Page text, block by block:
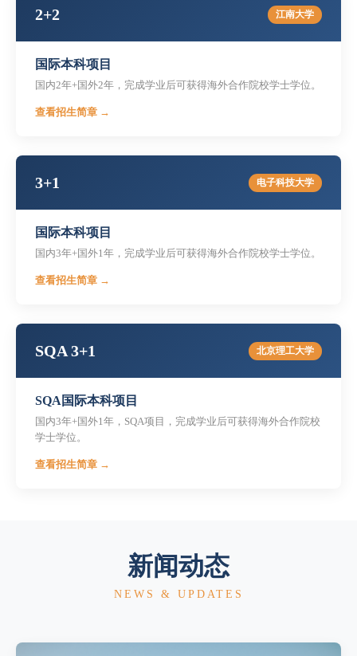
2+2 江南大学
国际本科项目
国内2年+国外2年，完成学业后可获得海外合作院校学士学位。
查看招生简章 →
3+1 电子科技大学
国际本科项目
国内3年+国外1年，完成学业后可获得海外合作院校学士学位。
查看招生简章 →
SQA 3+1 北京理工大学
SQA国际本科项目
国内3年+国外1年，SQA项目，完成学业后可获得海外合作院校
学士学位。
查看招生简章 →
新闻动态
NEWS & UPDATES